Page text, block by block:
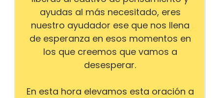
ayudas al más necesitado, eres
nuestro ayudador ese que nos llena
de esperanza en esos momentos en
los que creemos que vamos a
desesperar.
En esta hora elevamos esta oración a